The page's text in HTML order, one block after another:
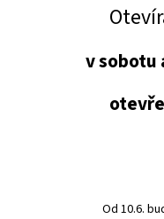
v sobotu
Od 10.6.